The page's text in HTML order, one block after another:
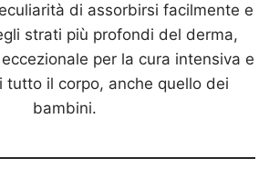
di assorbirsi facilmente e
strati più profondi del derma,
eccezionale per la cura intensiva e
tutto il corpo, anche quello dei
bambini.